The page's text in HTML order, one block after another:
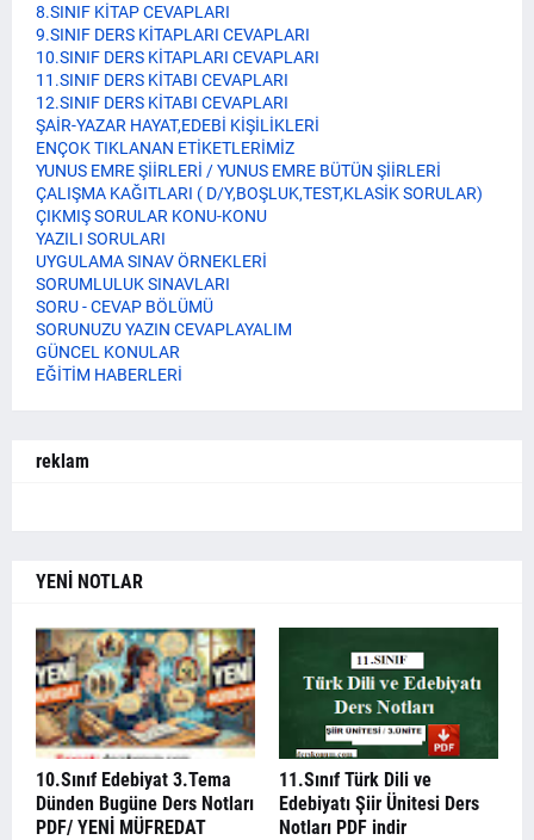
8.SINIF KİTAP CEVAPLARI
9.SINIF DERS KİTAPLARI CEVAPLARI
10.SINIF DERS KİTAPLARI CEVAPLARI
11.SINIF DERS KİTABI CEVAPLARI
12.SINIF DERS KİTABI CEVAPLARI
ŞAİR-YAZAR HAYAT,EDEBİ KİŞİLİKLERİ
ENÇOK TIKLANAN ETİKETLERİMİZ
YUNUS EMRE ŞİİRLERİ / YUNUS EMRE BÜTÜN ŞİİRLERİ
ÇALIŞMA KAĞITLARI ( D/Y,BOŞLUK,TEST,KLASİK SORULAR)
ÇIKMIŞ SORULAR KONU-KONU
YAZILI SORULARI
UYGULAMA SINAV ÖRNEKLERİ
SORUMLULUK SINAVLARI
SORU - CEVAP BÖLÜMÜ
SORUNUZU YAZIN CEVAPLAYALIM
GÜNCEL KONULAR
EĞİTİM HABERLERİ
reklam
YENİ NOTLAR
10.Sınıf Edebiyat 3.Tema
Dünden Bugüne Ders Notları
PDF/ YENİ MÜFREDAT
11.Sınıf Türk Dili ve
Edebiyatı Şiir Ünitesi Ders
Notları PDF indir